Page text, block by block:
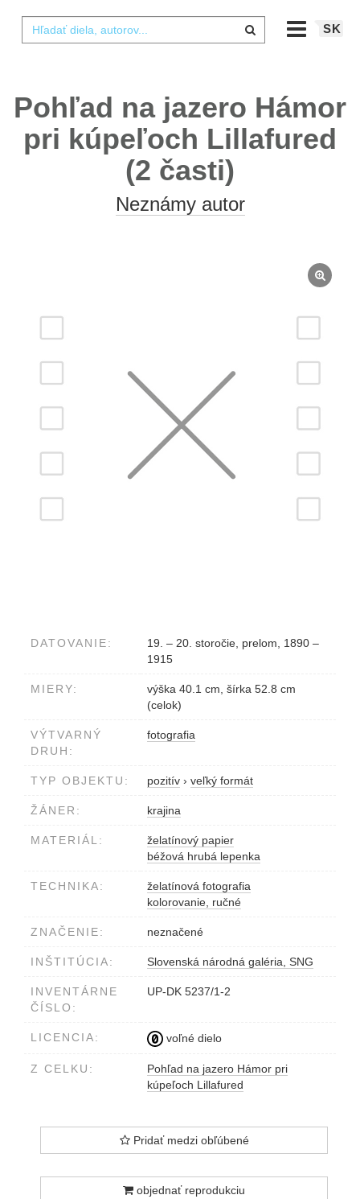
SK
Pohľad na jazero Hámor
pri kúpeľoch Lillafured
(2 časti)
Neznámy autor
DATOVANIE:
19. – 20. storočie, prelom, 1890 –
1915
MIERY:
výška 40.1 cm, šírka 52.8 cm
(celok)
VÝTVARNÝ
DRUH:
fotografia
TYP OBJEKTU: pozitív › veľký formát
ŽÁNER: krajina
MATERIÁL:
želatínový papier
béžová hrubá lepenka
TECHNIKA:
želatínová fotografia
kolorovanie, ručné
ZNAČENIE: neznačené
INŠTITÚCIA: Slovenská národná galéria, SNG
INVENTÁRNE
ČÍSLO:
UP-DK 5237/1-2
LICENCIA: voľné dielo
Z CELKU:
Pohľad na jazero Hámor pri
kúpeľoch Lillafured
Pridať medzi obľúbené
objednať reprodukciu